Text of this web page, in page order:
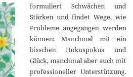
formuliert Schwächen und
Stärken und findet Wege, wie
Probleme angegangen werden
können: Manchmal mit ein
bisschen Hokuspokus und
Glück, manchmal aber auch mit
professioneller Unterstützung.